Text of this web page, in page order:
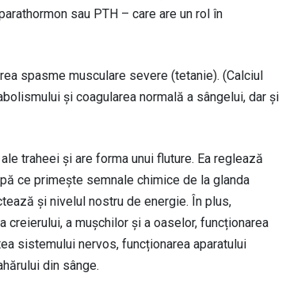
sau PTH – care are un rol în
spasme musculare severe (tetanie). (Calciul
și coagularea normală a sângelui, dar și
traheei și are forma unui fluture. Ea reglează
ce primește semnale chimice de la glanda
și nivelul nostru de energie. În plus,
a mușchilor și a oaselor, funcționarea
sistemului nervos, funcționarea aparatului
din sânge.